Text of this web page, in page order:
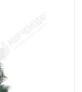
колёсах